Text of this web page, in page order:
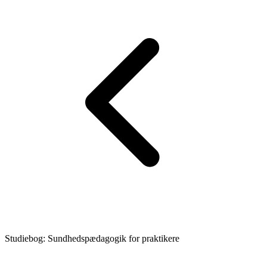
Studiebog: Sundhedspædagogik for praktikere